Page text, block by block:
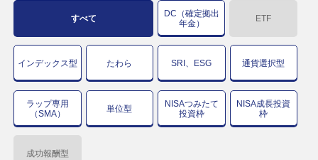
すべて
DC（確定拠出
年金）
ETF
インデックス型 たわら SRI、ESG 通貨選択型
ラップ専用
（SMA）
単位型
NISAつみたて
投資枠
NISA成長投資
枠
成功報酬型